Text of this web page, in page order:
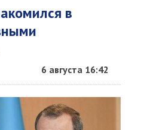
в
6 августа 16:42